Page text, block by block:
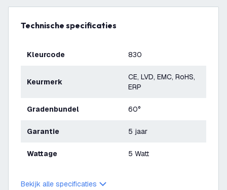
Technische specificaties
Kleurcode 830
Keurmerk
CE, LVD, EMC, RoHS,
ERP
Gradenbundel 60°
Garantie 5 jaar
Wattage 5 Watt
Bekijk alle specificaties